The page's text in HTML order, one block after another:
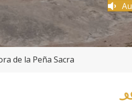
de la Peña Sacra